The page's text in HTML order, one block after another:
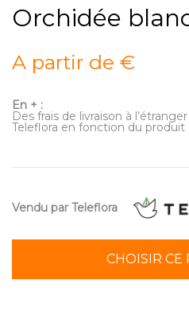
Orchidée
A partir de €
En + :
Des frais de livraison à
Teleflora en fonction du
Vendu par Teleflora
CHOISIR CE